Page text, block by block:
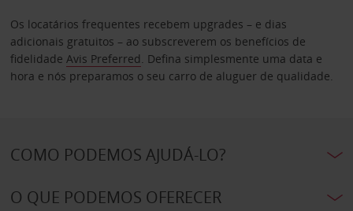
Os locatários frequentes recebem upgrades – e dias
adicionais gratuitos – ao subscreverem os benefícios de
fidelidade Avis Preferred. Defina simplesmente uma data e
hora e nós preparamos o seu carro de aluguer de qualidade.
COMO PODEMOS AJUDÁ-LO?
O QUE PODEMOS OFERECER